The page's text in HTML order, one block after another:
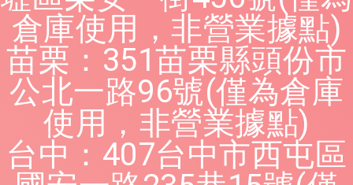
倉庫使用，非營業據點)
苗栗：351苗栗縣頭份市
公北一路96號(僅為倉庫
使用，非營業據點)
台中：407台中市西屯區